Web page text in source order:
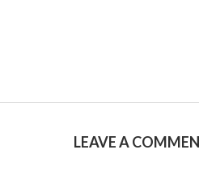
LEAVE A